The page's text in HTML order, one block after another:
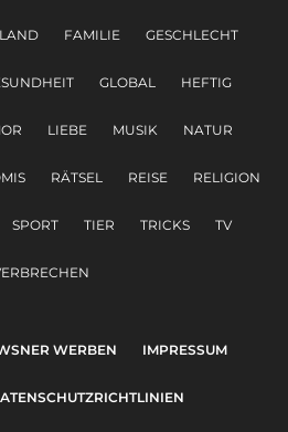
FAMILIE GESCHLECHT
GLOBAL HEFTIG
LIEBE MUSIK NATUR
RÄTSEL REISE RELIGION
SPORT TIER TRICKS TV
WERBEN IMPRESSUM